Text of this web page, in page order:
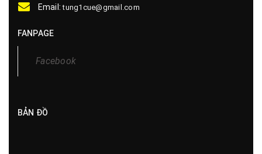
Email:tung1cue@gmail.com
FANPAGE
Facebook
BẢN ĐỒ